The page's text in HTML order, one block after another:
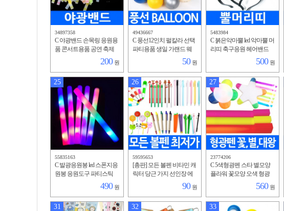
34897358
C 야광밴드 손목링 응원용
품 콘서트용품 공연 축제
파티 클럽 형광봉 스틱 반
짝이 야간 인쇄가능200 원
49436667
C 풍선12인치 펄칼라 선택
파티용품 생일 가랜드 웨
딩 이벤트용 프로포즈 페
스티벌 연출 벌룬 전문가
용
50 원
5483984
C 붉은악마뿔 led 악마뿔 머
리띠 축구응원 헤어밴드
이벤트 행사 코스프레 코
스튬 핼러윈 할로윈 분장
파티
500 원
25
55835163
C 발광응원봉 led 스폰지응
원봉 응원도구 파티스틱
발광봉 발광스틱 체육 운
동회 소풍 콘서트 행사용
490 원
26
59595653
[총판] 모든 볼펜 비타민 캐
릭터 당근 가지 선인장 에
코 종이 동물부채 과일부
채 토끼 고양이 마카롱 알
약
90 원
27
23774206
C 5색형광펜 스타 별모양
플라워 꽃모양 오색 형광
볼펜 문구 사무 펜류 판촉
인쇄 가능 별 홍보물560 원
31 32 33